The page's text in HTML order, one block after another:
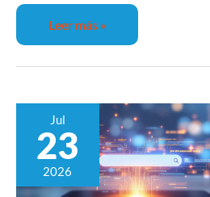
Leer más »
Jul
23
2026